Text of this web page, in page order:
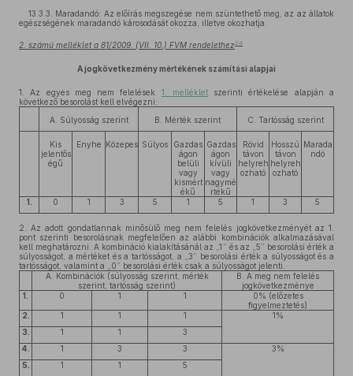
13.3.3. Maradandó: Az előírás megszegése nem szüntethető meg, az az állatok
egészségének maradandó károsodását okozza, illetve okozhatja.
2. számú melléklet a 81/2009. (VII. 10.) FVM rendelethez 24
A jogkövetkezmény mértékének számítási alapjai
1. Az egyes meg nem felelések 1. mellékletszerinti értékelése alapján a
következő besorolást kell elvégezni:
A. Súlyosság szerint
B. Mérték szerint C. Tartósság szerint
Kis
jelentős
égű
Enyhe Közepes Súlyos
Gazdas
ágon
belüli
vagy
kismért
ékű
Gazdas
ágon
kívüli
vagy
nagymé
rtékű
Rövid
távon
helyreh
ozható
Hosszú
távon
helyreh
ozható
Marada
ndó
1. 0 1 3 5 1 5 1 3 5
2.
Az adott gondatlannak minősülő meg nem felelés jogkövetkezményét az 1.
pont szerinti besorolásnak megfelelően az alábbi kombinációk alkalmazásával
kell meghatározni. A kombináció kialakításánál az „1” és az „5” besorolási érték a
súlyosságot, a mértéket és a tartósságot, a „3” besorolási érték a súlyosságot és a
tartósságot, valamint a „0” besorolási érték csak a súlyosságot jelenti.
A. Kombinációk (súlyosság szerint, mérték
szerint, tartósság szerint)
B. A meg nem felelés
jogkövetkezménye
1.
0 1 1
0% (előzetes
figyelmeztetés)
2.
1 1 1
1%
3.
1 1
3
4.
1 3 3
3%
5.
1 1
5